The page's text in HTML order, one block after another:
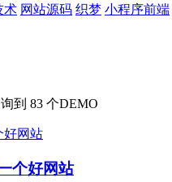
术 网站源码 织梦 小程序前端
到 83 个DEMO
个好网站